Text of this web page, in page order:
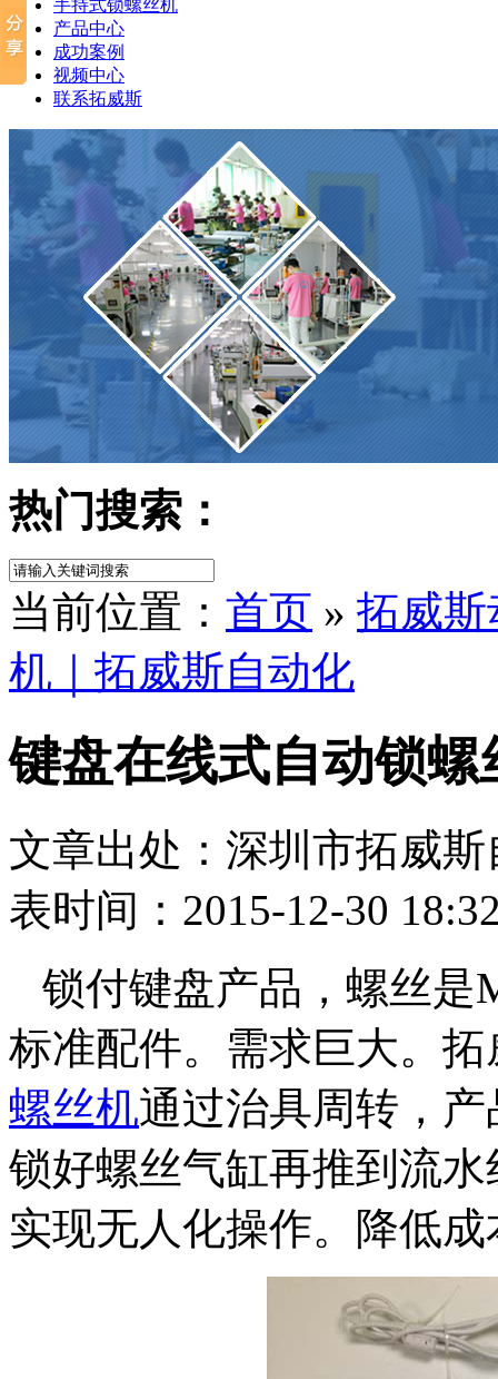
手持式锁螺丝机
产品中心
成功案例
视频中心
联系拓威斯
热门搜索：
当前位置： 首页 » 拓威斯
机｜拓威斯自动化
键盘在线式自动锁
文章出处：深圳市拓威
表时间：2015-12-30
锁付键盘产品，螺丝是
标准配件。需求巨大。
螺丝机通过治具周转，
锁好螺丝气缸再推到流
实现无人化操作。降低